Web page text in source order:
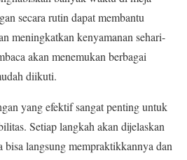
secara rutin dapat membantu
meningkatkan kenyamanan sehari-
akan menemukan berbagai
diikuti.
yang efektif sangat penting untuk
Setiap langkah akan dijelaskan
bisa langsung mempraktikkannya dan